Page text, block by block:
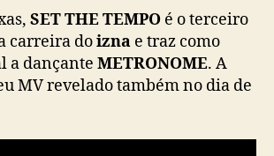
o
v
o
M
V
SET THE TEMPO é o terceiro
carreira doizna e traz como
a dançante METRONOME. A
MV revelado também no dia de